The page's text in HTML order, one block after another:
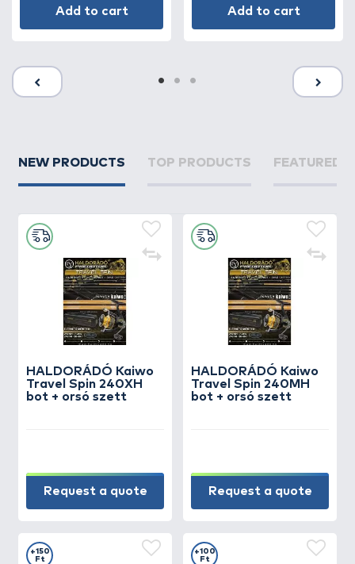
Add to cart Add to cart
NEW PRODUCTS TOP PRODUCTS FEATURED
HALDORÁDÓ Kaiwo
Travel Spin 240XH
bot + orsó szett
Request a quote
HALDORÁDÓ Kaiwo
Travel Spin 240MH
bot + orsó szett
Request a quote
+150
Ft
+100
Ft